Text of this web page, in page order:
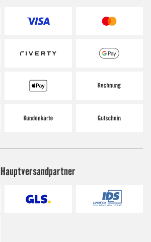
Hauptversandpartner